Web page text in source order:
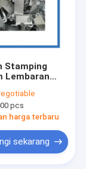
Stamping
Lembaran
pcs
harga terbaru
sekarang